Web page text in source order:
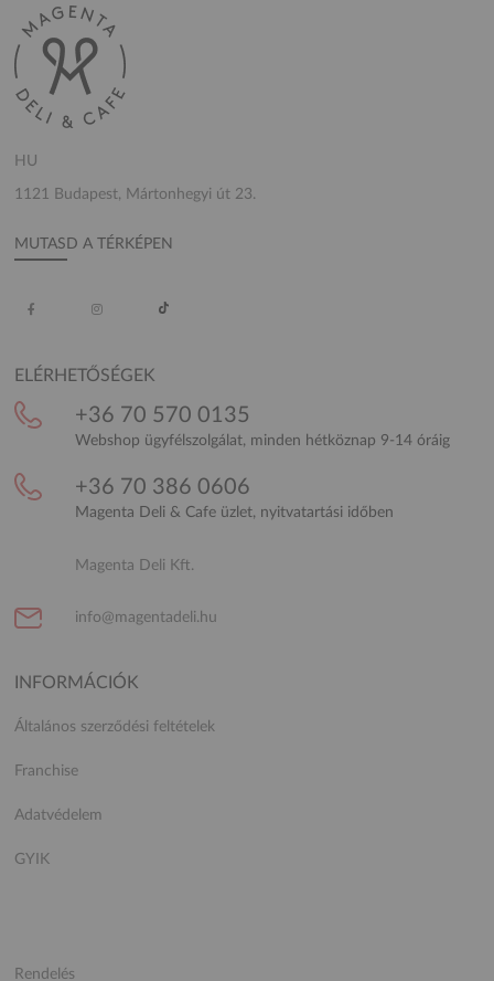
HU
1121 Budapest, Mártonhegyi út 23.
MUTASD A TÉRKÉPEN
ELÉRHETŐSÉGEK
+36 70 570 0135
Webshop ügyfélszolgálat, minden hétköznap 9-14 óráig
+36 70 386 0606
Magenta Deli & Cafe üzlet, nyitvatartási időben
Magenta Deli Kft.
info@magentadeli.hu
INFORMÁCIÓK
Általános szerződési feltételek
Franchise
Adatvédelem
GYIK
Rendelés